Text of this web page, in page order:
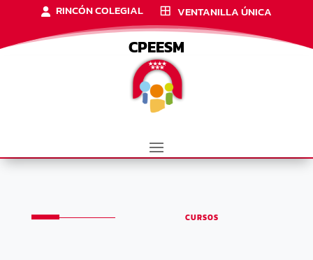
RINCÓN COLEGIAL VENTANILLA ÚNICA
CPEESM
CURSOS